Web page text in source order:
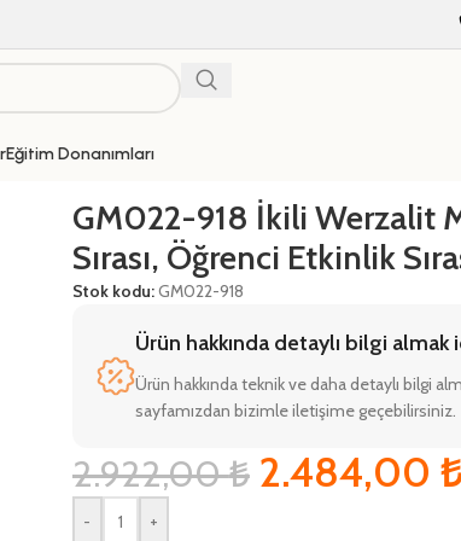
Eğitim Donanımları
GM022-918 İkili Werzalit
Sırası, Öğrenci Etkinlik
Stok kodu:GM022-918
Ürün hakkında detaylı bilgi almak
Ürün hakkında teknik ve daha detaylı bilgi
sayfamızdan bizimle iletişime geçebilirsiniz.
2.922,00₺ 2.484,00
- +